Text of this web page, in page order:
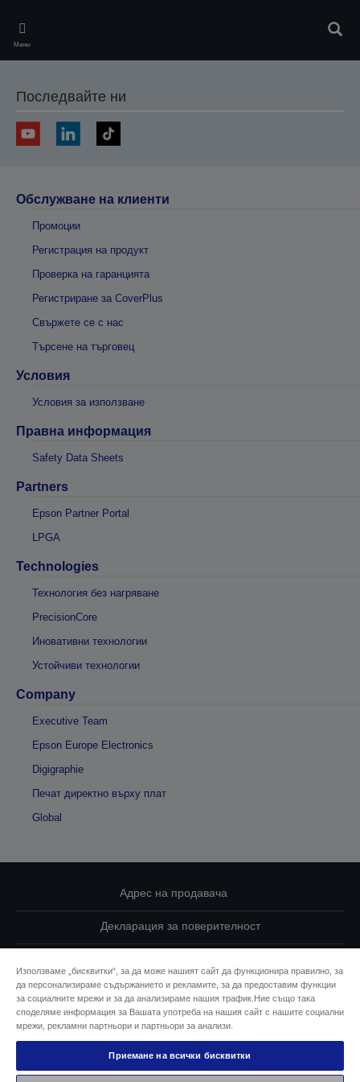
main
content
Меню
Последвайте ни
Обслужване на клиенти
Промоции
Регистрация на продукт
Проверка на гаранцията
Регистриране за CoverPlus
Свържете се с нас
Търсене на търговец
Условия
Условия за използване
Правна информация
Safety Data Sheets
Partners
Epson Partner Portal
LPGA
Technologies
Технология без нагряване
PrecisionCore
Иновативни технологии
Устойчиви технологии
Company
Executive Team
Epson Europe Electronics
Digigraphie
Печат директно върху плат
Global
Адрес на продавача
Декларация за поверителност
Свържете се с нас за Вашите данни
Информация за бисквитките
Ангажимент за достъпност на Epson
Използваме „бисквитки“, за да може нашият сайт да функционира правилно, за
да персонализираме съдържанието и рекламите, за да предоставим функции
за социалните мрежи и за да анализираме нашия трафик.Ние също така
споделяме информация за Вашата употреба на нашия сайт с нашите социални
мрежи, рекламни партньори и партньори за анализи.
Приемане на всички бисквитки